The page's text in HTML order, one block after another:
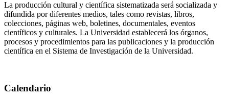
La producción cultural y científica sistematizada será socializada y
difundida por diferentes medios, tales como revistas, libros,
colecciones, páginas web, boletines, documentales, eventos
científicos y culturales. La Universidad establecerá los órganos,
procesos y procedimientos para las publicaciones y la producción
científica en el Sistema de Investigación de la Universidad.
Calendario